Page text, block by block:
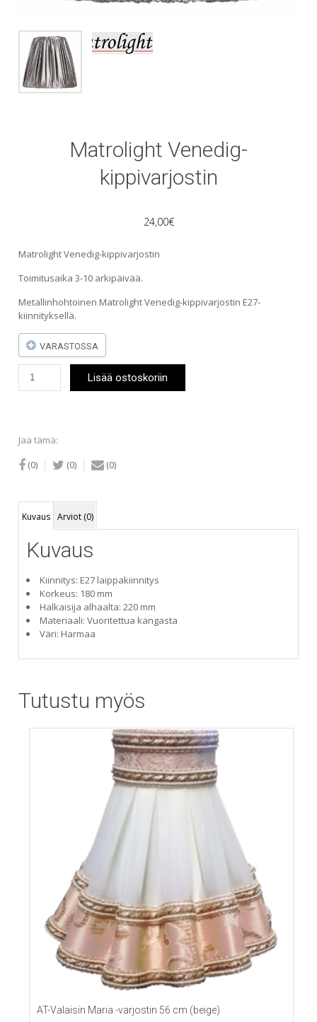
Matrolight Venedig-
kippivarjostin
24,00€
Matrolight Venedig-kippivarjostin
Toimitusaika 3-10 arkipäivää.
Metallinhohtoinen Matrolight Venedig-kippivarjostin E27-
kiinnityksellä.
VARASTOSSA
Venedig-
Lisää ostoskoriin
Jaa tämä:
(0) (0) (0)
Kuvaus Arviot (0)
Kuvaus
Kiinnitys: E27 laippakiinnitys
Korkeus: 180 mm
Halkaisija alhaalta: 220 mm
Materiaali: Vuoritettua kangasta
Väri: Harmaa
Tutustu myös
AT-Valaisin Maria -varjostin 56 cm (beige)